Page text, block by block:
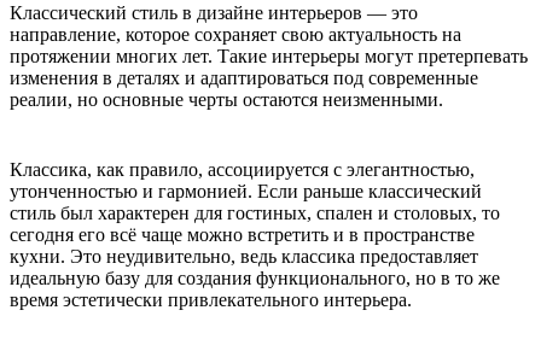
Классический стиль в дизайне интерьеров — это
направление, которое сохраняет свою актуальность на
протяжении многих лет. Такие интерьеры могут претерпевать
изменения в деталях и адаптироваться под современные
реалии, но основные черты остаются неизменными.
Классика, как правило, ассоциируется с элегантностью,
утонченностью и гармонией. Если раньше классический
стиль был характерен для гостиных, спален и столовых, то
сегодня его всё чаще можно встретить и в пространстве
кухни. Это неудивительно, ведь классика предоставляет
идеальную базу для создания функционального, но в то же
время эстетически привлекательного интерьера.